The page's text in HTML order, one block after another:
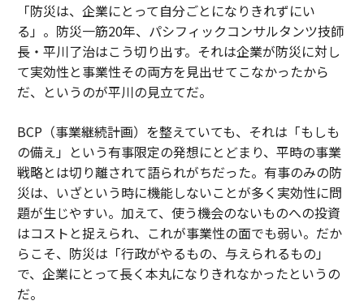
「防災は、企業にとって自分ごとになりきれずにい
る」。防災一筋20年、パシフィックコンサルタンツ技師
長・平川了治はこう切り出す。それは企業が防災に対し
て実効性と事業性その両方を見出せてこなかったから
だ、というのが平川の見立てだ。
BCP（事業継続計画）を整えていても、それは「もしも
の備え」という有事限定の発想にとどまり、平時の事業
戦略とは切り離されて語られがちだった。有事のみの防
災は、いざという時に機能しないことが多く実効性に問
題が生じやすい。加えて、使う機会のないものへの投資
はコストと捉えられ、これが事業性の面でも弱い。だか
らこそ、防災は「行政がやるもの、与えられるもの」
で、企業にとって長く本丸になりきれなかったというの
だ。